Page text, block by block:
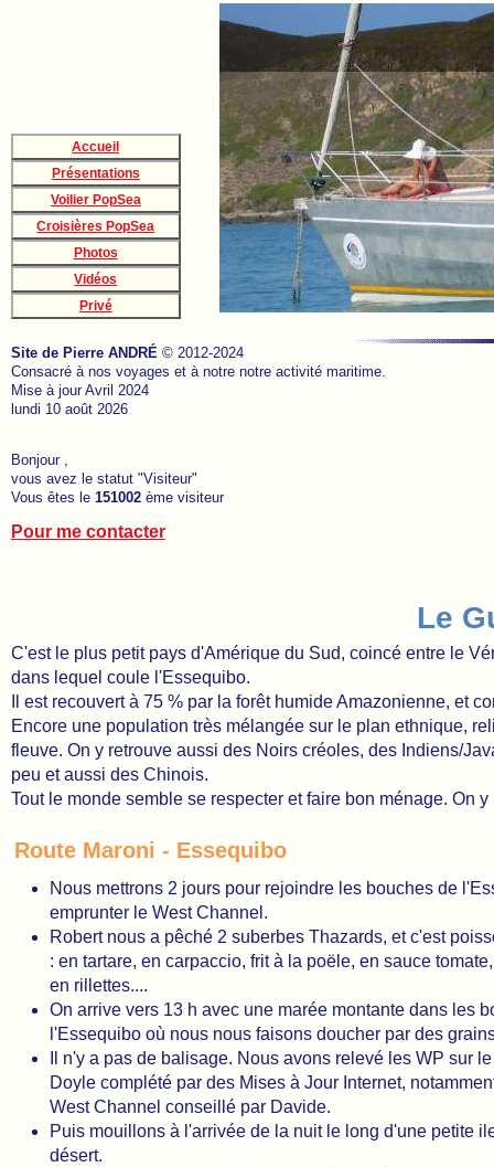
Accueil
Présentations
Voilier PopSea
Croisières PopSea
Photos
Vidéos
Privé
Site de Pierre ANDRÉ © 2012-2024
Consacré à nos voyages et à notre notre activité maritime.
Mise à jour Avril 2024
lundi 10 août 2026
Bonjour ,
vous avez le statut "Visiteur"
Vous êtes le 151002ème visiteur
Pour me contacter
Le
C'est le plus petit pays d'Amérique du Sud, coincé entre le
dans lequel coule l'Essequibo.
Il est recouvert à 75 % par la forêt humide Amazonienne, et
Encore une population très mélangée sur le plan ethnique,
fleuve. On y retrouve aussi des Noirs créoles, des Indiens/
peu et aussi des Chinois.
Tout le monde semble se respecter et faire bon ménage. On
Route Maroni - Essequibo
Nous mettrons 2 jours pour rejoindre les bouches de
emprunter le West Channel.
Robert nous a pêché 2 suberbes Thazards, et c'est
: en tartare, en carpaccio, frit à la poële, en sauce
en rillettes....
On arrive vers 13 h avec une marée montante dans les
l'Essequibo où nous nous faisons doucher par des
Il n'y a pas de balisage. Nous avons relevé les WP sur
Doyle complété par des Mises à Jour Internet,
West Channel conseillé par Davide.
Puis mouillons à l'arrivée de la nuit le long d'une petite
désert.